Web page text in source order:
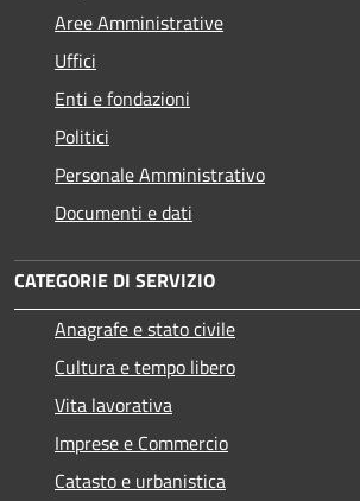
Aree Amministrative
Uffici
Enti e fondazioni
Politici
Personale Amministrativo
Documenti e dati
CATEGORIE DI SERVIZIO
Anagrafe e stato civile
Cultura e tempo libero
Vita lavorativa
Imprese e Commercio
Catasto e urbanistica